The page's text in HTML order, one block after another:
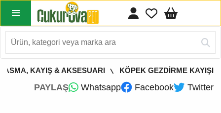
KAYIŞ & AKSESUARI KÖPEK GEZDİRME KAYIŞI
PAYLAŞ Whatsapp Facebook Twitter